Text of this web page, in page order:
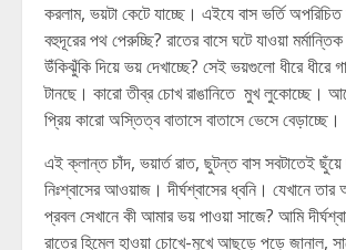
করলাম, ভয়টা কেটে যাচ্ছে। এইযে বাস ভর্তি অপরিচিত
বহুদূরের পথ পেরুচ্ছি? রাতের বাসে ঘটে যাওয়া
উঁকিঝুঁকি দিয়ে ভয় দেখাচ্ছে? সেই ভয়গুলো ধীরে ধীরে
টানছে। কারো তীব্র চোখ রাঙানিতে মুখ লুকোচ্ছে।
প্রিয় কারো অস্তিত্ব বাতাসে বাতাসে ভেসে বেড়াচ্ছে।
এই ক্লান্ত চাঁদ, ভয়ার্ত রাত, ছুটন্ত বাস সবটাতেই ছুঁয়ে
নিঃশ্বাসের আওয়াজ। দীর্ঘশ্বাসের ধ্বনি। যেখানে
প্রবল সেখানে কী আমার ভয় পাওয়া সাজে? আমি
রাতের হিমেল হাওয়া চোখে-মুখে আছড়ে পড়ে জানাল,